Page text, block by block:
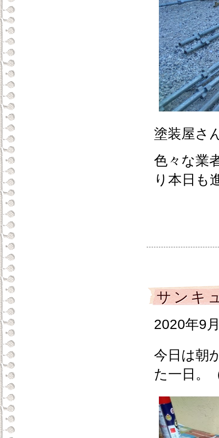
塗装屋さ
色々な業
り本日も
サンキ
2020年9
今日は朝
た一日。